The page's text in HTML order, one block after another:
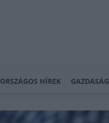
ORSZÁGOS HÍREK GAZDASÁG